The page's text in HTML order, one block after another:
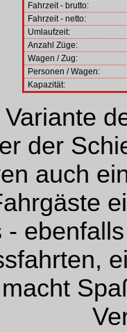
Fahrzeit - brutto:
Fahrzeit - netto:
Umlaufzeit:
Anzahl Züge:
Wagen / Zug:
Personen / Wagen:
Kapazität:
der
auch
-